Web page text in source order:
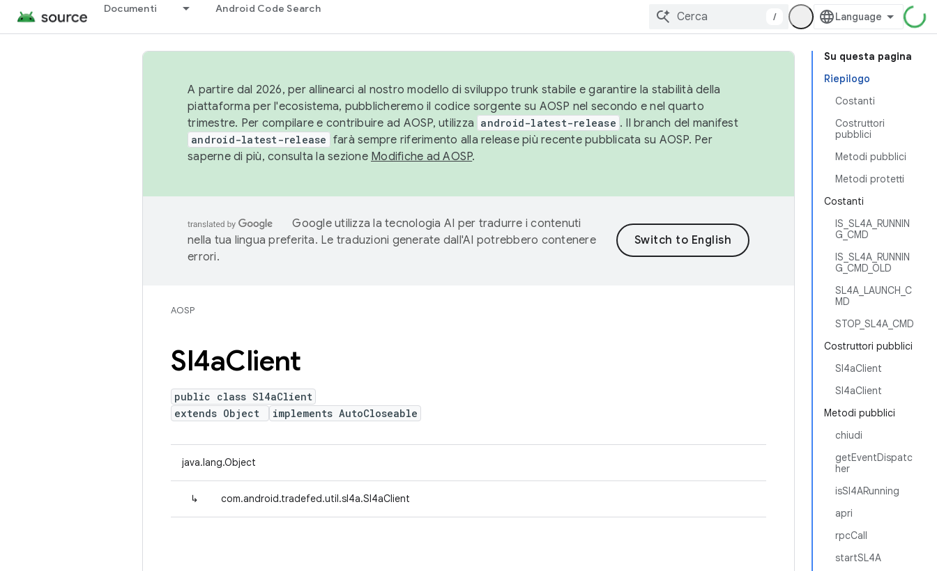
Documenti Android Code Search
/
Su questa pagina
Riepilogo
Costanti
Costruttori
pubblici
Metodi pubblici
Metodi protetti
Costanti
IS_SL4A_RUNNIN
G_CMD
IS_SL4A_RUNNIN
G_CMD_OLD
SL4A_LAUNCH_C
MD
STOP_SL4A_CMD
Costruttori pubblici
Sl4aClient
Sl4aClient
Metodi pubblici
chiudi
getEventDispatc
her
isSl4ARunning
apri
rpcCall
startSL4A
A partire dal 2026, per allinearci al nostro modello di sviluppo trunk stabile e garantire la stabilità della
piattaforma per l'ecosistema, pubblicheremo il codice sorgente su AOSP nel secondo e nel quarto
trimestre. Per compilare e contribuire ad AOSP, utilizza android-latest-release . Il branch del manifest
android-latest-release farà sempre riferimento alla release più recente pubblicata su AOSP. Per
saperne di più, consulta la sezione Modifiche ad AOSP.
Google utilizza la tecnologia AI per tradurre i contenuti
nella tua lingua preferita. Le traduzioni generate dall'AI potrebbero contenere
errori.
AOSP
Sl4aClient
public class Sl4aClient
extends Object
implements AutoCloseable
java.lang.Object
↳ com.android.tradefed.util.sl4a.Sl4aClient